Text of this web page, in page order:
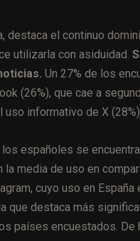
destaca el continuo
utilizarla con asiduidad.
Un 27% de los
(26%), que cae a
informativo de X
españoles se
la media de uso en
cuyo uso en
que destaca más
países encuestados.